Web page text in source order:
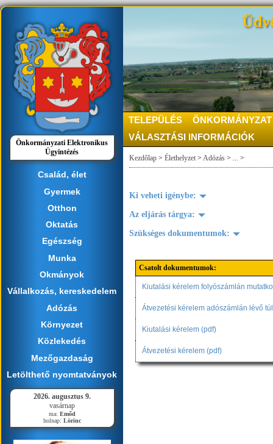
Önkormányzati Elektronikus
Ügyintézés
Család, élet
Gyermek
Otthon
Oktatás
Egészség
Munka
Okmányok
Vállalkozás, kereskedelem
Adózás
Környezet
Közlekedés
Mezőgazdaság
Letölthető nyomtatványok
2026. augusztus 9.
vasárnap
ma: Emőd
holnap: Lörinc
TELEPÜLÉS
ÖNKORMÁNYZAT
VÁLASZTÁSI INFORMÁCIÓK
Kezdőlap > Élethelyzet > Adózás > ... >
Ki veheti igénybe:
Az eljárás tárgya:
Szükséges dokumentumok:
Csatolt dokumentumok:
Kiutalási kérelem folyószámlán
Átvezetési kérelem adószámlán lévő
Kiutalási kérelem (pdf)
Átvezetési kérelem (pdf)